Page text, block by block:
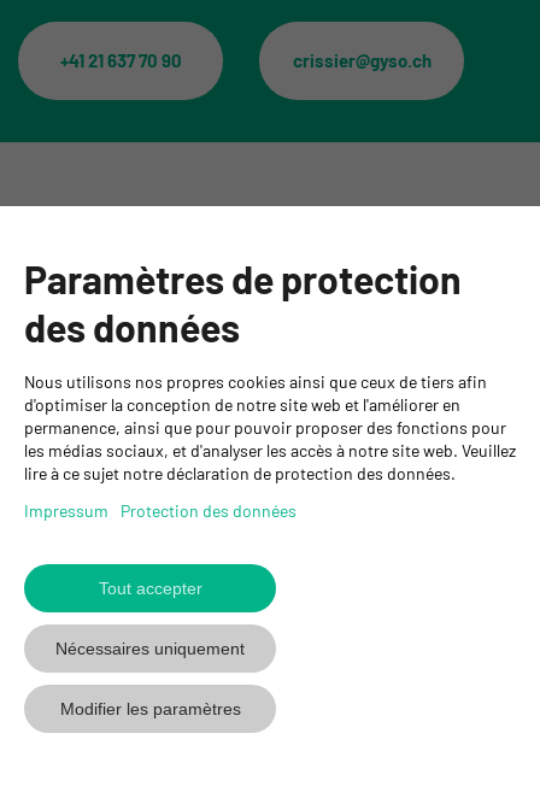
+41 21 637 70 90 crissier@gyso.ch
Informations
GYSO SA
Succursale Crissier
Chemin de Closalet 20
1023 Crissier
+41 21 637 70 90
www.gyso.ch
suivez
GYSO
sur
suivez
GYSO
Youtube
suivez
GYSO
sur
Linkedin
Paramètres de protection
des données
Nous utilisons nos propres cookies ainsi que ceux de tiers afin
d'optimiser la conception de notre site web et l'améliorer en
permanence, ainsi que pour pouvoir proposer des fonctions pour
les médias sociaux, et d'analyser les accès à notre site web. Veuillez
lire à ce sujet notre déclaration de protection des données.
Impressum
Protection des données
Tout accepter
Nécessaires uniquement
Modifier les paramètres